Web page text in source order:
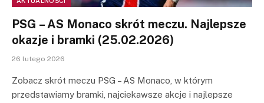
PSG – AS Monaco skrót meczu. Najlepsze
okazje i bramki (25.02.2026)
26 lutego 2026
Zobacz skrót meczu PSG – AS Monaco, w którym
przedstawiamy bramki, najciekawsze akcje i najlepsze